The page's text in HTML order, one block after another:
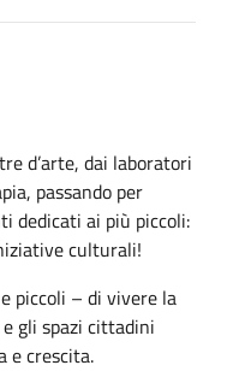
d’arte, dai laboratori
passando per
dedicati ai più piccoli:
culturali!
piccoli – di vivere la
gli spazi cittadini
e crescita.